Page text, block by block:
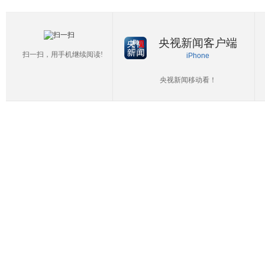
扫一扫，用手机继续阅读!
央视新闻客户端
iPhone
央视新闻移动看！